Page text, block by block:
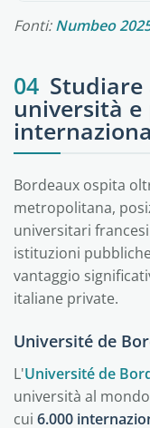
Fonti:Numbeo
04 Studiare
università
Bordeaux ospita
metropolitana,
universitari
istituzioni
vantaggio
italiane private.
Université de
L'Université de
università al
cui 6.000